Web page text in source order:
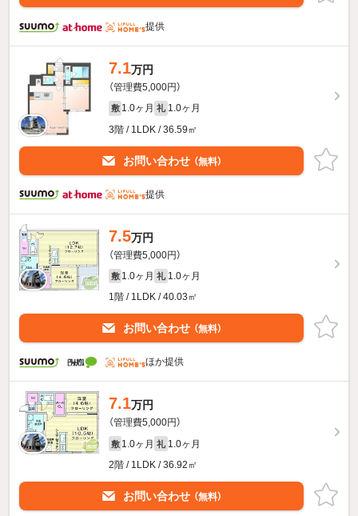
提供
7.1万円
（管理費5,000円）
敷 1.0ヶ月 礼 1.0ヶ月
3階 / 1LDK / 36.59㎡
お問い合わせ （無料）
提供
7.5万円
（管理費5,000円）
敷 1.0ヶ月 礼 1.0ヶ月
1階 / 1LDK / 40.03㎡
お問い合わせ （無料）
ほか提供
7.1万円
（管理費5,000円）
敷 1.0ヶ月 礼 1.0ヶ月
2階 / 1LDK / 36.92㎡
お問い合わせ （無料）